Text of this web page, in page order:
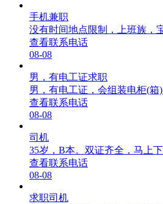
手机兼职
没有时间地点限制，上班族，
查看联系电话
08-08
男，有电工证求职
男，有电工证，会组装电柜(箱
查看联系电话
08-08
司机
35岁，B本。双证齐全，马上
查看联系电话
08-08
求职司机